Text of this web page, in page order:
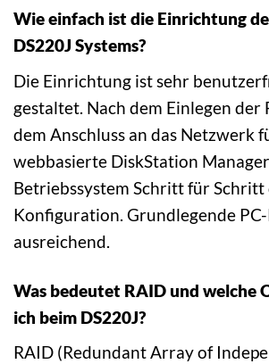
Wie einfach ist die Einrichtung
DS220J Systems?
Die Einrichtung ist sehr
gestaltet. Nach dem Einlegen der
dem Anschluss an das Netzwerk
webbasierte DiskStation
Betriebssystem Schritt für
Konfiguration. Grundlegende
ausreichend.
Was bedeutet RAID und welche
ich beim DS220J?
RAID (Redundant Array of